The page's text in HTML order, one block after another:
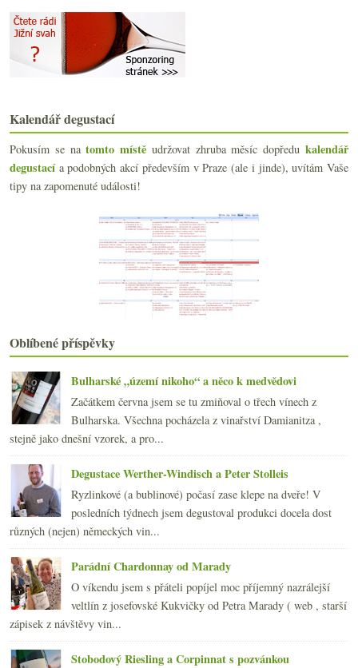
►srpna
► července(23)
► června (25)
Vinaři, exportujte do Číny!
Jak správně vyslovovat jména vín…
10 + 1 ryzlinkových zajímavostí
Hodina mezi psem a vlkem
Oslava poctivých vín
„Dr. L“ aneb léčba ryzlinkem
Sójovými párky zdegenerované pokolení
Výsledky ankety „K obědu ve všední den piju nejčas...
Burgundsko s Pascalem Wagnerem
Prezentace sortimentu Global Wines 2008
Je libo Beaujeaule či Chardenang?
Salon vín České republiky 2008
Château Malescot St. Exupéry 1975 – 2004
Reklamujte korkové víno!
Páteční korkohrátky
Degustační štěstí v neštěstí
Veltlínská chuť terroir
Chateauneuf-du-Pape Cuvée Réservée 2003 – Domaine ...
Návštěva vinných sklepů v Kutné Hoře
František Mádl – Zweigeltrebe 2005 barrique
Výsledky ankety „Degustace, ochutnávky, košty vína...
►dubna(23)
►března(19)
►února
►ledna (24)
►2007(108)
Kalendář degustací
Pokusím se natomto místě udržovat zhruba měsíc dopředukalendář
degustacía podobných akcí především v Praze (ale i jinde), uvítám Vaše
tipy na zapomenuté události!
Oblíbené příspěvky
Bulharské „území nikoho“ a něco k medvědovi
Začátkem června jsem se tu zmiňoval o třech vínech z
Bulharska. Všechna pocházela z vinařství Damianitza ,
stejně jako dnešní vzorek, a pro...
Degustace Werther-Windisch a Peter Stolleis
Ryzlinkové (a bublinové) počasí zase klepe na dveře! V
posledních týdnech jsem degustoval produkci docela dost
různých (nejen) německých vin...
Parádní Chardonnay od Marady
O víkendu jsem s přáteli popíjel moc příjemný nazrálejší
veltlín z josefovské Kukvičky od Petra Marady ( web , starší
zápisek z návštěvy vin...
Stobodový Riesling a Corpinnat s pozvánkou